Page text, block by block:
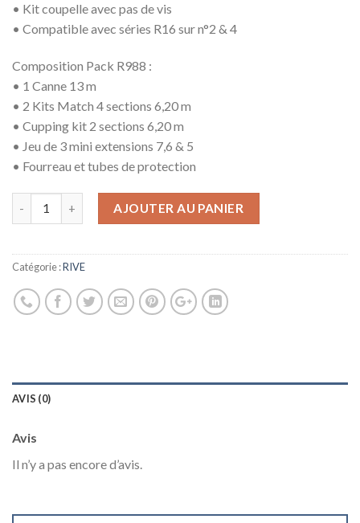
• Kit coupelle avec pas de vis
• Compatible avec séries R16 sur n°2 & 4
Composition Pack R988 :
• 1 Canne 13 m
• 2 Kits Match 4 sections 6,20 m
• Cupping kit 2 sections 6,20 m
• Jeu de 3 mini extensions 7,6 & 5
• Fourreau et tubes de protection
AJOUTER AU PANIER
Catégorie :RIVE
AVIS (0)
Avis
Il n’y a pas encore d’avis.